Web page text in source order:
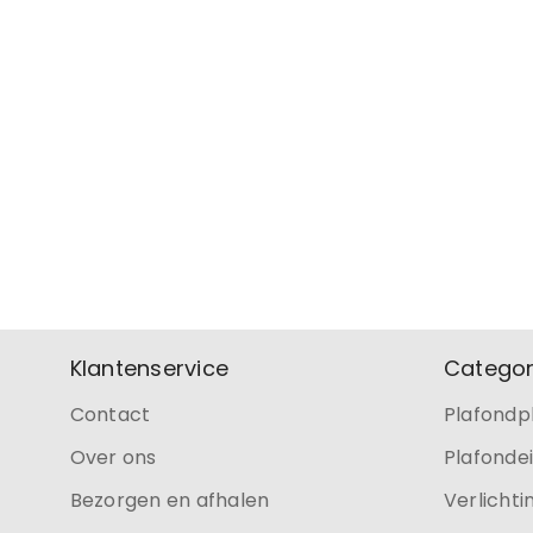
Klantenservice
Contact
Over ons
Bezorgen en afhalen